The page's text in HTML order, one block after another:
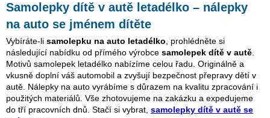
Samolepky dítě v autě letadélko – nálepky
na auto se jménem dítěte
Vybíráte-li samolepku na auto letadélko , prohlédněte si
následující nabídku od přímého výrobce samolepek dítě v autě
Motivů samolepek letadélko nabízíme celou řadu. Originálně a
vkusně doplní váš automobil a zvyšují bezpečnost přepravy dětí v
autě. Nálepky na auto vyrábíme s důrazem na kvalitu zpracování i
použitých materiálů. Vše zhotovujeme na zakázku a expedujeme
do tří pracovních dnů. Stačí si vybrat, samolepky dítě v autě se